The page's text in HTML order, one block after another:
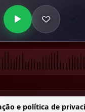
e política de